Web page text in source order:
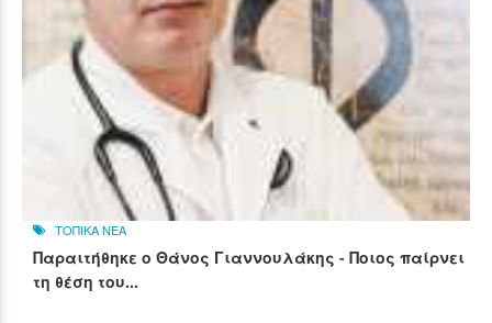
ΤΟΠΙΚΑ ΝΕΑ
Παραιτήθηκε ο Θάνος Γιαννουλάκης - Ποιος παίρνει
τη θέση του...